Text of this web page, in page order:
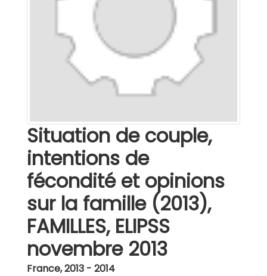
Situation de couple,
intentions de
fécondité et opinions
sur la famille (2013),
FAMILLES, ELIPSS
novembre 2013
France,2013 - 2014